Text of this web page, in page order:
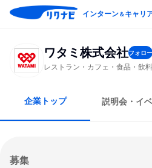
インターン＆キャリ
ワタミ株式会社フォロー
レストラン・カフェ・食品・飲
企業トップ 説明会・イ
募集